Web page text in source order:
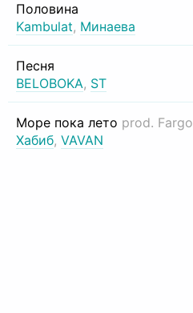
Половина
Kambulat, Минаева
Песня
BELOBOKA, ST
Море пока лето prod. Fargo
Хабиб, VAVAN